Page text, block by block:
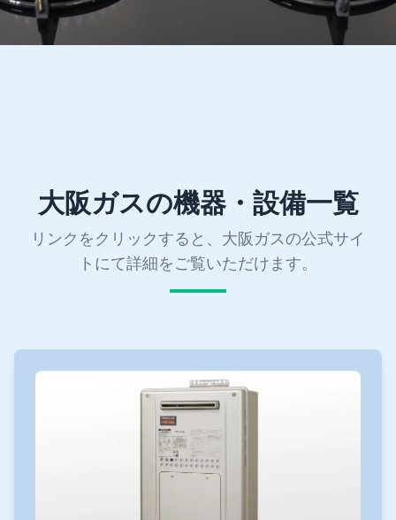
大阪ガスの機器・設備一覧
リンクをクリックすると、大阪ガスの公式サイ
トにて詳細をご覧いただけます。